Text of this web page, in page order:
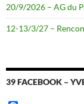
20/9/2026 – AG du
12-13/3/27 –
39 FACEBOOK –